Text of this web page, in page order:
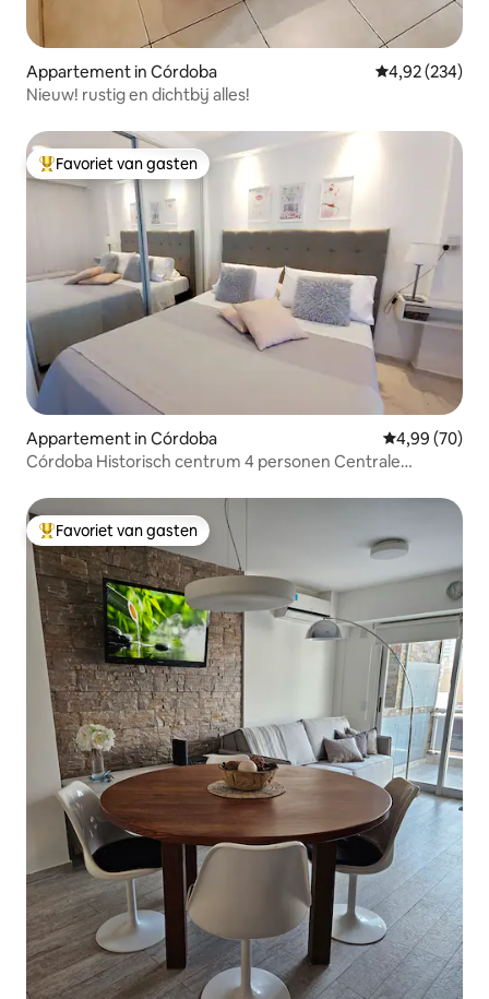
Appartement in Córdoba Gemiddelde
4,92 (234)
Nieuw! rustig en dichtbij alles!
Topfavoriet van gasten
Favoriet van gasten
Appartement in Córdoba Gemiddelde
4,99 (70)
Córdoba Historisch centrum 4 personen Centrale
Topfavoriet van gasten
Favoriet van gasten